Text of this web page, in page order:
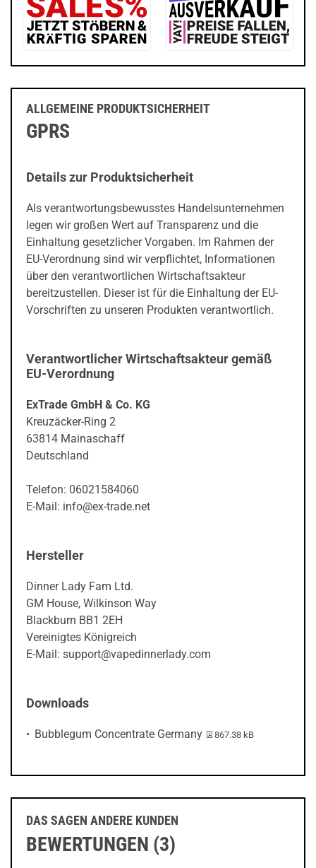
ALLGEMEINE PRODUKTSICHERHEIT
GPRS
Details zur Produktsicherheit
Als verantwortungsbewusstes Handelsunternehmen
legen wir großen Wert auf Transparenz und die
Einhaltung gesetzlicher Vorgaben. Im Rahmen der
EU-Verordnung sind wir verpflichtet, Informationen
über den verantwortlichen Wirtschaftsakteur
bereitzustellen. Dieser ist für die Einhaltung der EU-
Vorschriften zu unseren Produkten verantwortlich.
Verantwortlicher Wirtschaftsakteur gemäß
EU-Verordnung
ExTrade GmbH & Co. KG
Kreuzäcker-Ring 2
63814 Mainaschaff
Deutschland
Telefon: 06021584060
E-Mail: info@ex-trade.net
Hersteller
Dinner Lady Fam Ltd.
GM House, Wilkinson Way
Blackburn BB1 2EH
Vereinigtes Königreich
E-Mail: support@vapedinnerlady.com
Downloads
Bubblegum Concentrate Germany PDF-Datei:
867.38 kB
DAS SAGEN ANDERE KUNDEN
BEWERTUNGEN (3)